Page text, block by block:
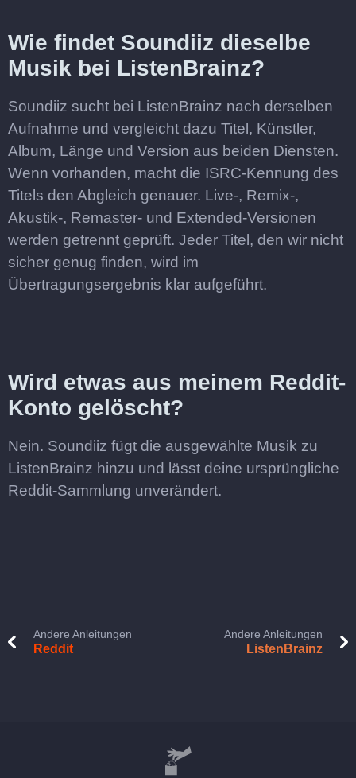
Wie findet Soundiiz dieselbe
Musik bei ListenBrainz?
Soundiiz sucht bei ListenBrainz nach derselben
Aufnahme und vergleicht dazu Titel, Künstler,
Album, Länge und Version aus beiden Diensten.
Wenn vorhanden, macht die ISRC-Kennung des
Titels den Abgleich genauer. Live-, Remix-,
Akustik-, Remaster- und Extended-Versionen
werden getrennt geprüft. Jeder Titel, den wir nicht
sicher genug finden, wird im
Übertragungsergebnis klar aufgeführt.
Wird etwas aus meinem Reddit-
Konto gelöscht?
Nein. Soundiiz fügt die ausgewählte Musik zu
ListenBrainz hinzu und lässt deine ursprüngliche
Reddit-Sammlung unverändert.
Andere Anleitungen
Reddit
Andere Anleitungen
ListenBrainz